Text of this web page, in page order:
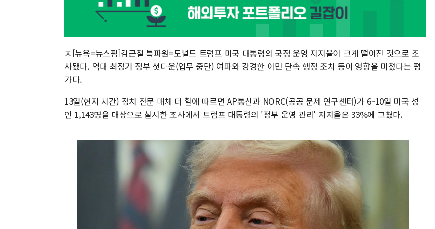
미 연준 매파 기세 꺾이나…고용 감소에 9월 동결 전망 우세
ㅈ[뉴욕=뉴스핌]김근철 특파원=도널드 트럼프 미국 대통령의 국정 운영 지지율이 크게 떨어진 것으로 조
사됐다. 역대 최장기 정부 셧다운(업무 중단) 여파와 강경한 이민 단속 행정 조치 등이 영향을 미쳤다는 평
가다.
13일(현지 시간) 정치 전문 매체 더 힐에 따르면 AP통신과 NORC(공공 문제 연구센터)가 6~10일 미국 성
인 1,143명을 대상으로 실시한 조사에서 트럼프 대통령의 '정부 운영 관리' 지지율은 33%에 그쳤다.